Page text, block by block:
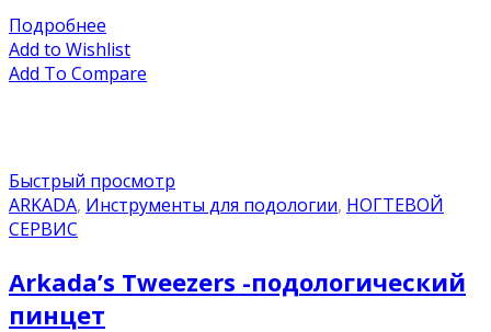
Подробнее
Add to Wishlist
Add To Compare
Быстрый просмотр
ARKADA, Инструменты для подологии, НОГТЕВОЙ
СЕРВИС
Arkada’s Tweezers -подологический
пинцет